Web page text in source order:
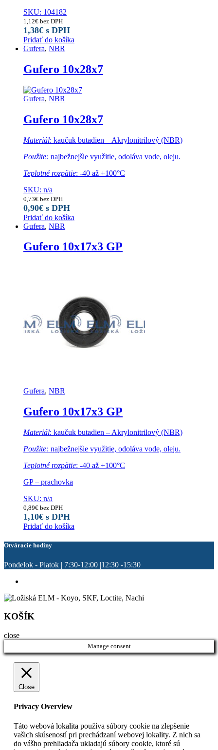
SKU: 104182
1,12€ bez DPH
1,38€ s DPH
Pridať do košíka
Gufera, NBR
Gufero 10x28x7
Gufera, NBR
Gufero 10x28x7
Materiál: kaučuk butadien – Akrylonitrilový (NBR)
Použite: najbežnejšie využitie, odoláva vode, oleju.
Teplotné rozpätie: -40 až +100°C
SKU: n/a
0,73€ bez DPH
0,90€ s DPH
Pridať do košíka
Gufera, NBR
Gufero 10x17x3 GP
Gufera, NBR
Gufero 10x17x3 GP
Materiál: kaučuk butadien – Akrylonitrilový (NBR)
Použite: najbežnejšie využitie, odoláva vode, oleju.
Teplotné rozpätie: -40 až +100°C
GP – prachovka
SKU: n/a
0,89€ bez DPH
1,10€ s DPH
Pridať do košíka
Otváracie hodiny
Pondelok - Piatok | 7:30-12:00 |12:30 -15:30
KOŠÍK
close
Manage consent
Close
Privacy Overview
Táto webová lokalita používa súbory cookie na zlepšenie
vašich skúseností pri prechádzaní webovej lokality. Z nich sa
do vášho prehliadača ukladajú súbory cookie, ktoré sú